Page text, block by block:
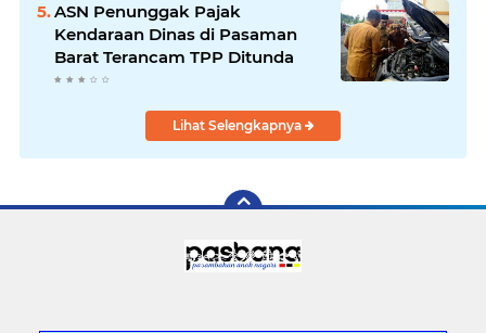
ASN Penunggak Pajak
Kendaraan Dinas di Pasaman
Barat Terancam TPP Ditunda
Lihat Selengkapnya